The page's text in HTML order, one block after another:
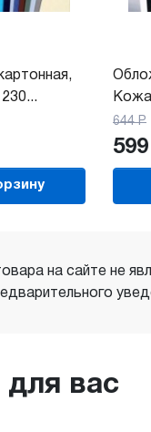
644 Р
599
на сайте не
для вас